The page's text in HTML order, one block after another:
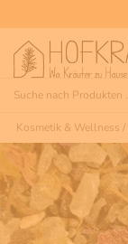
Kosmetik & Wellness /